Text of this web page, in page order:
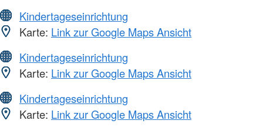
Kindertageseinrichtung
Karte: Link zur Google Maps Ansicht
Kindertageseinrichtung
Karte: Link zur Google Maps Ansicht
Kindertageseinrichtung
Karte: Link zur Google Maps Ansicht